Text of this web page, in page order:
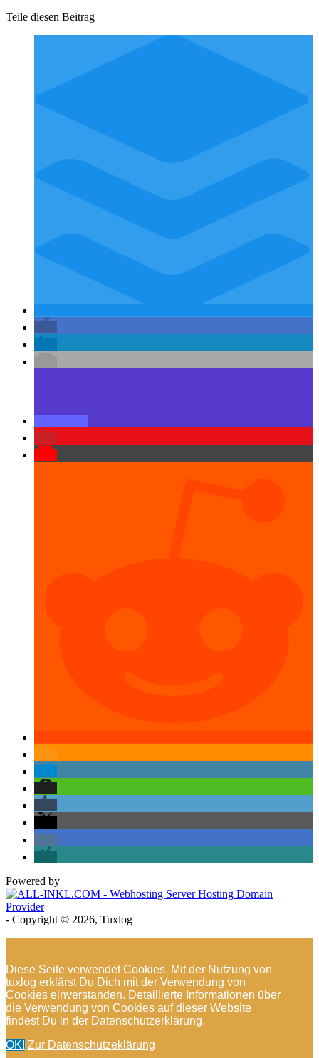
Teile diesen Beitrag
Powered by
- Copyright © 2026, Tuxlog
Diese Seite verwendet Cookies. Mit der Nutzung von
tuxlog erklärst Du Dich mit der Verwendung von
Cookies einverstanden. Detaillierte Informationen über
die Verwendung von Cookies auf dieser Website
findest Du in der Datenschutzerklärung.
OK! Zur Datenschutzeklärung